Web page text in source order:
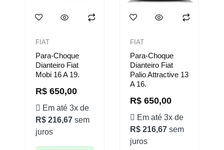
FIAT
Para-Choque
Dianteiro Fiat
Mobi 16 A 19.
R$ 650,00
Em até 3x de
R$ 216,67 sem
juros
FIAT
Para-Choque
Dianteiro Fiat
Palio Attractive 13
A 16.
R$ 650,00
Em até 3x de
R$ 216,67 sem
juros